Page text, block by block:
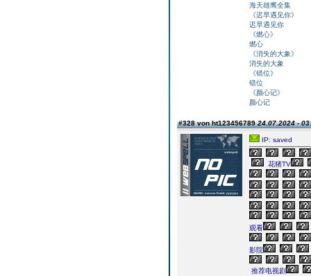
海天雄鹰全集
《迟早遇见你》
迟早遇见你
《燃心》
燃心
《消失的大象》
消失的大象
《错位》
错位
《颜心记》
颜心记
#328 von ht12345678924.07.2024 -
IP: saved
花猪TV
观看
影院
推荐电视剧